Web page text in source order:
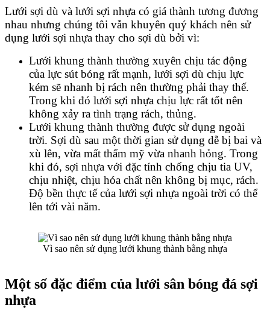
Lưới sợi dù và lưới sợi nhựa có giá thành tương đương
nhau nhưng chúng tôi vẫn khuyên quý khách nên sử
dụng lưới sợi nhựa thay cho sợi dù bởi vì:
Lưới khung thành thường xuyên chịu tác động
của lực sút bóng rất mạnh, lưới sợi dù chịu lực
kém sẽ nhanh bị rách nên thường phải thay thế.
Trong khi đó lưới sợi nhựa chịu lực rất tốt nên
không xảy ra tình trạng rách, thủng.
Lưới khung thành thường được sử dụng ngoài
trời. Sợi dù sau một thời gian sử dụng dễ bị bai và
xù lên, vừa mất thẩm mỹ vừa nhanh hỏng. Trong
khi đó, sợi nhựa với đặc tính chống chịu tia UV,
chịu nhiệt, chịu hóa chất nên không bị mục, rách.
Độ bền thực tế của lưới sợi nhựa ngoài trời có thể
lên tới vài năm.
Vì sao nên sử dụng lưới khung thành bằng nhựa
Một số đặc điểm của lưới sân bóng đá sợi
nhựa